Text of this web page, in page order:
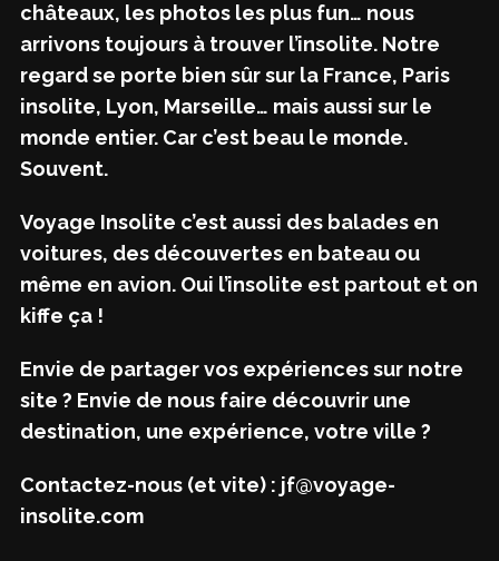
châteaux, les photos les plus fun… nous
arrivons toujours à trouver l’insolite. Notre
regard se porte bien sûr sur la France, Paris
insolite, Lyon, Marseille… mais aussi sur le
monde entier. Car c’est beau le monde.
Souvent.
Voyage Insolite c’est aussi des balades en
voitures, des découvertes en bateau ou
même en avion. Oui l’insolite est partout et on
kiffe ça !
Envie de partager vos expériences sur notre
site ? Envie de nous faire découvrir une
destination, une expérience, votre ville ?
Contactez-nous (et vite) : jf@voyage-
insolite.com